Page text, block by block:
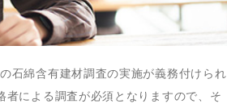
石綿含有建材調査の実施が義務付けられ
による調査が必須となりますので、そ